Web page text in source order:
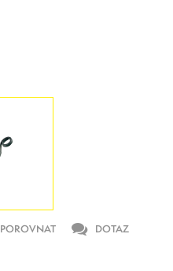
POROVNAT DOTAZ